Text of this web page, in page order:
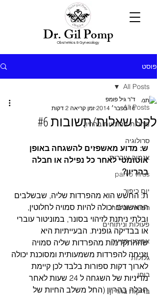
Obstetrics & Gynecology
Dr. Gil Pomp
פוסט
All Posts
מחלות זיהומיות בהריון
סרולוגיה
אנמיה עוברית
parvo virus
יום כיפור
רפואה והלכה
פעולות וניתוחים
אמצעי מניעה
גלולות
בוחן
בדיקות בהריון
All Posts
​לקט שאלות/תשובות #6
ד"ר גיל פומפ
16 בפבר׳ 2014
זמן קריאה 2 דקות
ש: מדוע מאשפזים להשגחה באופן
אוטומטי לאחר כל נפילה או חבלה
בהריון?
ת: החשש הוא מהפרדות שליה, שבשלבים
הראשונים יכולה להיות סמויה לחלוטין,
ובלתי ניתנת לזיהוי בסונר, במוניטור עוברי
או בבדיקה גופנית. הבעייתיות היא
שההתקדמות מהפרדות שליה סמויה
וזניחה להפרדות משמעותית ומסוכנת יכולה
לארוך דקות ספורות בלבד לכן קיימת
מדיניות של השגחה ל 24 שעות לאחר
חבלה בהריון (החל משלב החיות של